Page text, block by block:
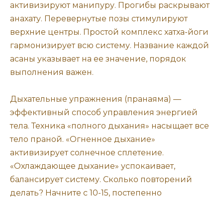
активизируют манипуру. Прогибы раскрывают
анахату. Перевернутые позы стимулируют
верхние центры. Простой комплекс хатха-йоги
гармонизирует всю систему. Название каждой
асаны указывает на ее значение, порядок
выполнения важен.
Дыхательные упражнения (пранаяма) —
эффективный способ управления энергией
тела. Техника «полного дыхания» насыщает все
тело праной. «Огненное дыхание»
активизирует солнечное сплетение.
«Охлаждающее дыхание» успокаивает,
балансирует систему. Сколько повторений
делать? Начните с 10-15, постепенно